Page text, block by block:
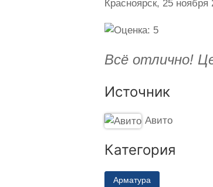
Красноярск, 25 ноября
Всё отлично!
Источник
Авито
Категория
Арматура